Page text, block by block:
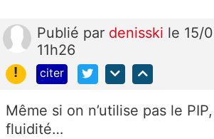
Publié par denisski le 15/
11h26
!
citer
Même si on n’utilise pas le
fluidité…